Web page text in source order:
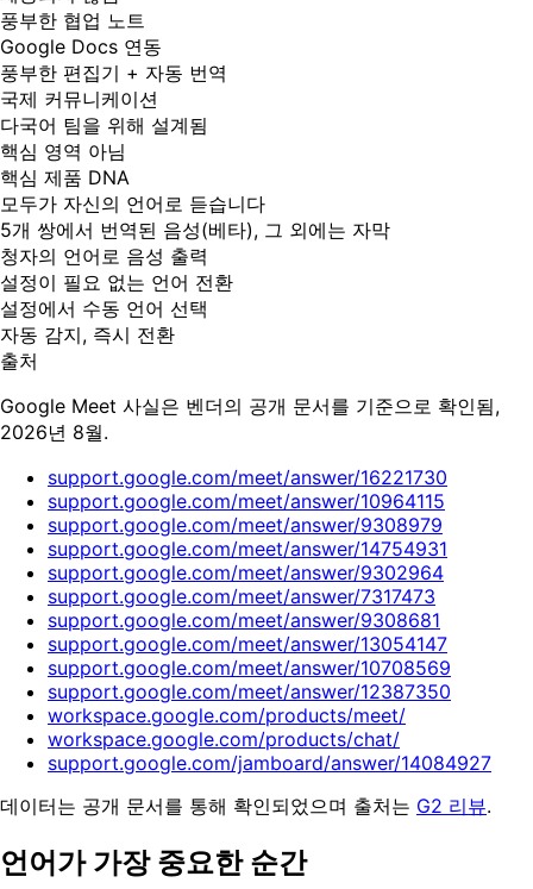
풍부한 협업 노트
Google Docs 연동
풍부한 편집기 + 자동 번역
국제 커뮤니케이션
다국어 팀을 위해 설계됨
핵심 영역 아님
핵심 제품 DNA
모두가 자신의 언어로 듣습니다
5개 쌍에서 번역된 음성(베타), 그 외에는 자막
청자의 언어로 음성 출력
설정이 필요 없는 언어 전환
설정에서 수동 언어 선택
자동 감지, 즉시 전환
출처
Google Meet 사실은 벤더의 공개 문서를 기준으로 확인됨,
2026년 8월.
support.google.com/meet/answer/16221730
support.google.com/meet/answer/10964115
support.google.com/meet/answer/9308979
support.google.com/meet/answer/14754931
support.google.com/meet/answer/9302964
support.google.com/meet/answer/7317473
support.google.com/meet/answer/9308681
support.google.com/meet/answer/13054147
support.google.com/meet/answer/10708569
support.google.com/meet/answer/12387350
workspace.google.com/products/meet/
workspace.google.com/products/chat/
support.google.com/jamboard/answer/14084927
데이터는 공개 문서를 통해 확인되었으며 출처는 G2 리뷰.
언어가 가장 중요한 순간